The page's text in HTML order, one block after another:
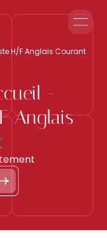
GR
& Recrutement
contacter
H/F Anglais Courant
-
Anglais